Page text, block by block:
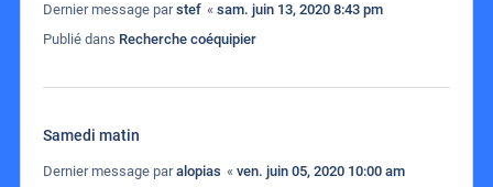
Dernier message parstef « sam. juin 13, 2020 8:43 pm
Publié dans Recherche coéquipier
Samedi matin
Dernier message paralopias « ven. juin 05, 2020 10:00 am